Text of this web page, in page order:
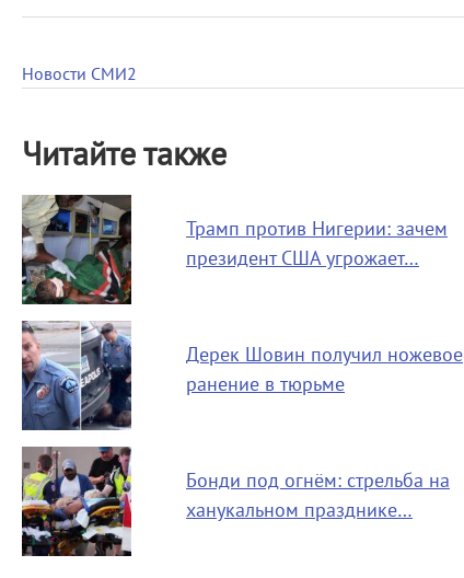
Новости СМИ2
Читайте также
Трамп против Нигерии: зачем
президент США угрожает…
Дерек Шовин получил ножевое
ранение в тюрьме
Бонди под огнём: стрельба на
ханукальном празднике…